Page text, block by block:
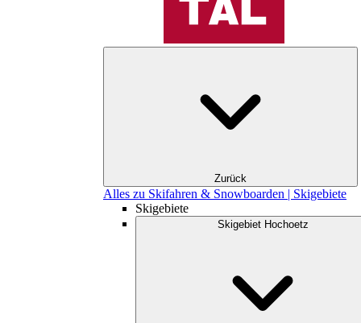
Zurück
Alles zu Skifahren & Snowboarden | Skigebiete
Skigebiete
Skigebiet Hochoetz